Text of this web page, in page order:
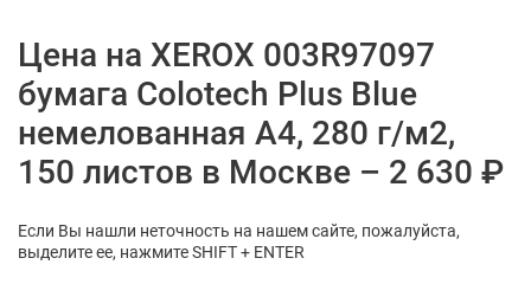
Цена на XEROX 003R97097
бумага Colotech Plus Blue
немелованная А4, 280 г/м2,
150 листов в Москве – 2 630 ₽
Если Вы нашли неточность на нашем сайте, пожалуйста,
выделите ее, нажмите SHIFT + ENTER